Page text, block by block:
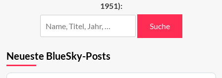
1951):
Suche
Neueste BlueSky-Posts